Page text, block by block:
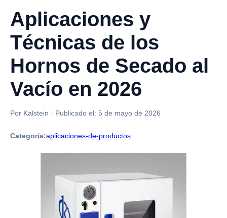
Aplicaciones y
Técnicas de los
Hornos de Secado al
Vacío en 2026
Por Kalstein · Publicado el: 5 de mayo de 2026
Categoría:aplicaciones-de-productos